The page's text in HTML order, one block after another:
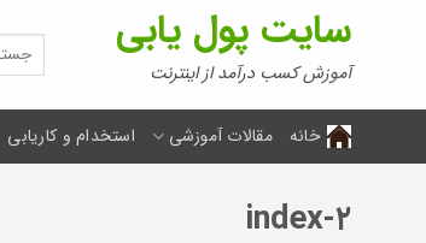
سایت پول یابی
آموزش کسب درآمد از اینترنت
جستجو
برای:
خانه مقالات آموزشی استخدام و کاریابی
index-۲